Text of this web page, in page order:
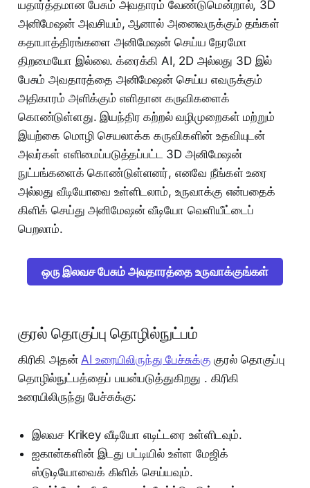
யதார்த்தமான பேசும் அவதாரம் வேண்டுமென்றால், 3D
அனிமேஷன் அவசியம், ஆனால் அனைவருக்கும் தங்கள்
கதாபாத்திரங்களை அனிமேஷன் செய்ய நேரமோ
திறமையோ இல்லை. க்ரைக்கி AI, 2D அல்லது 3D இல்
பேசும் அவதாரத்தை அனிமேஷன் செய்ய எவருக்கும்
அதிகாரம் அளிக்கும் எளிதான கருவிகளைக்
கொண்டுள்ளது. இயந்திர கற்றல் வழிமுறைகள் மற்றும்
இயற்கை மொழி செயலாக்க கருவிகளின் உதவியுடன்
அவர்கள் எளிமைப்படுத்தப்பட்ட 3D அனிமேஷன்
நுட்பங்களைக் கொண்டுள்ளனர், எனவே நீங்கள் உரை
அல்லது வீடியோவை உள்ளிடலாம், உருவாக்கு என்பதைக்
கிளிக் செய்து அனிமேஷன் வீடியோ வெளியீட்டைப்
பெறலாம்.
ஒரு இலவச பேசும் அவதாரத்தை உருவாக்குங்கள்
குரல் தொகுப்பு தொழில்நுட்பம்
கிரிகி அதன்AI உரையிலிருந்து பேச்சுக்கு குரல் தொகுப்பு
தொழில்நுட்பத்தைப் பயன்படுத்துகிறது . கிரிகி
உரையிலிருந்து பேச்சுக்கு:
இலவச Krikey வீடியோ எடிட்டரை உள்ளிடவும்.
ஐகான்களின் இடது பட்டியில் உள்ள மேஜிக்
ஸ்டுடியோவைக் கிளிக் செய்யவும்.